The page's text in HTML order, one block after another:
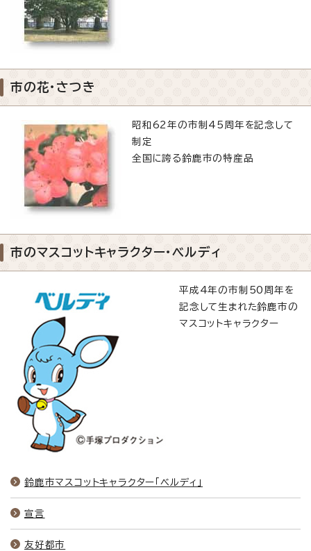
市の花・さつき
昭和62年の市制45周年を記念して
制定
全国に誇る鈴鹿市の特産品
市のマスコットキャラクター・ベルディ
平成4年の市制50周年を
記念して生まれた鈴鹿市の
マスコットキャラクター
鈴鹿市マスコットキャラクター「ベルディ」
宣言
友好都市